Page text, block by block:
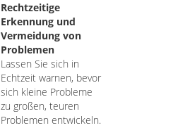
Rechtzeitige
Erkennung und
Vermeidung von
Problemen
Lassen Sie sich in
Echtzeit warnen, bevor
sich kleine Probleme
zu großen, teuren
Problemen entwickeln.